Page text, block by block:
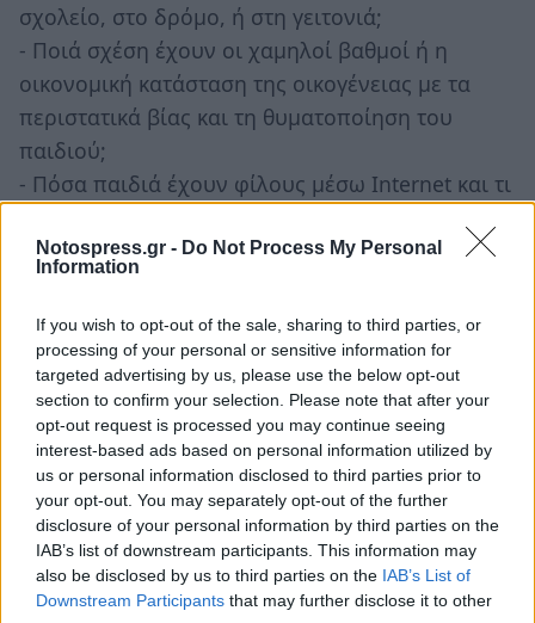
Notospress.gr - Do Not Process My Personal
Information
If you wish to opt-out of the sale, sharing to third parties, or
processing of your personal or sensitive information for
targeted advertising by us, please use the below opt-out
section to confirm your selection. Please note that after your
opt-out request is processed you may continue seeing
interest-based ads based on personal information utilized by
us or personal information disclosed to third parties prior to
your opt-out. You may separately opt-out of the further
disclosure of your personal information by third parties on the
IAB’s list of downstream participants. This information may
also be disclosed by us to third parties on the IAB’s List of
Downstream Participants that may further disclose it to other
σχολείο, στο δρόμο, ή στη γειτονιά;
- Ποιά σχέση έχουν οι χαμηλοί βαθμοί ή η
οικονομική κατάσταση της οικογένειας με τα
περιστατικά βίας και τη θυματοποίηση του
παιδιού;
- Πόσα παιδιά έχουν φίλους μέσω Internet και τι
- Πόσες ώρες τα παιδιά είναι κολλημένα με τον
Περιφέρειας;
- Ποιοι λόγοι οδηγούν το παιδί ώστε να ζητά
αλλαγή σχολείου;
- Ποιους θεσμούς εμπιστευόμαστε για την
αντιμετώπιση της νεανικής παραβατικότητας;
- Ποιοι εμπιστεύονται περισσότερο την
οικογένεια οι κάτοικοι της Περιφέρειας ή του
Λεκανοπεδίου;
- Το άγχος έχει ηλικία; Έχει φύλλο; Έχει